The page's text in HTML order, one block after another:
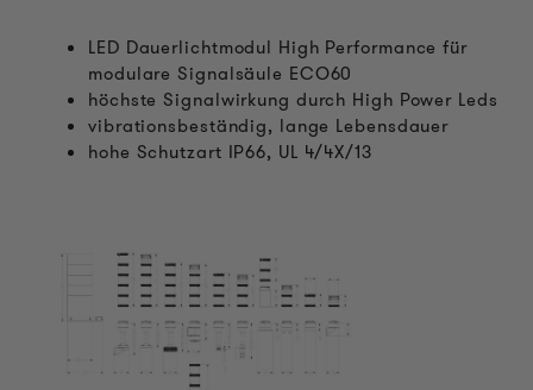
LED Dauerlichtmodul High Performance für
modulare Signalsäule ECO60
höchste Signalwirkung durch High Power Leds
vibrationsbeständig, lange Lebensdauer
hohe Schutzart IP66, UL 4/4X/13